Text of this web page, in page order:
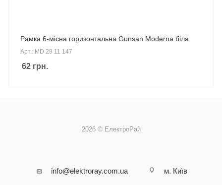
Рамка 6-місна горизонтальна Gunsan Moderna біла
Арт.: MD 29 11 147
62 грн.
2026 © ЕлектроРай
info@elektroray.com.ua м. Київ